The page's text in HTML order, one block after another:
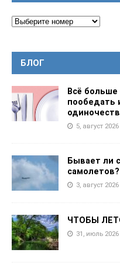
БЛОГ
Всё
пообедать
5, август 2026
Бывает ли
самолетов?
3, август 2026
ЧТОБЫ
31, июль 2026